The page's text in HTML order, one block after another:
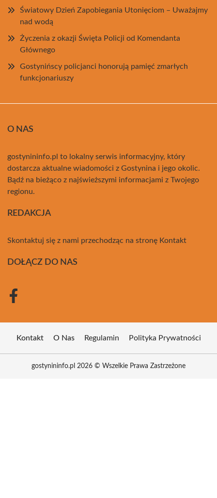
Światowy Dzień Zapobiegania Utonięciom – Uważajmy
nad wodą
Życzenia z okazji Święta Policji od Komendanta
Głównego
Gostynińscy policjanci honorują pamięć zmarłych
funkcjonariuszy
O NAS
gostynininfo.pl to lokalny serwis informacyjny, który
dostarcza aktualne wiadomości z Gostynina i jego okolic.
Bądź na bieżąco z najświeższymi informacjami z Twojego
regionu.
REDAKCJA
Skontaktuj się z nami przechodząc na stronę Kontakt
DOŁĄCZ DO NAS
Kontakt O Nas Regulamin Polityka Prywatności
gostynininfo.pl 2026 © Wszelkie Prawa Zastrzeżone